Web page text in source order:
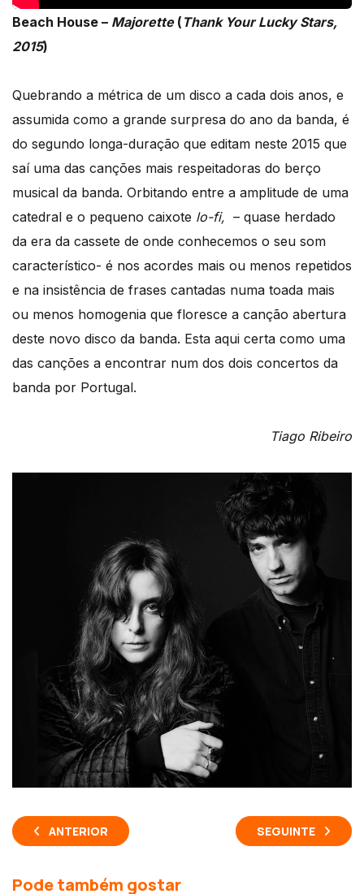
Beach House – Majorette( Thank Your Lucky Stars,
2015)
Quebrando a métrica de um disco a cada dois anos, e
assumida como a grande surpresa do ano da banda, é
do segundo longa-duração que editam neste 2015 que
saí uma das canções mais respeitadoras do berço
musical da banda. Orbitando entre a amplitude de uma
catedral e o pequeno caixote lo-fi, – quase herdado
da era da cassete de onde conhecemos o seu som
característico- é nos acordes mais ou menos repetidos
e na insistência de frases cantadas numa toada mais
ou menos homogenia que floresce a canção abertura
deste novo disco da banda. Esta aqui certa como uma
das canções a encontrar num dos dois concertos da
banda por Portugal.
Tiago Ribeiro
ANTERIOR SEGUINTE
Pode também gostar